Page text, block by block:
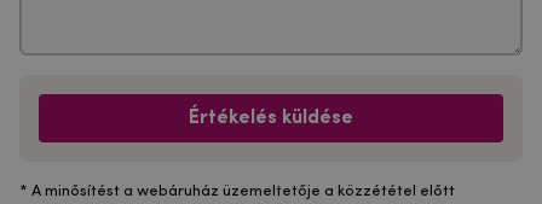
Értékelés küldése
* A minősítést a webáruház üzemeltetője a közzététel előtt